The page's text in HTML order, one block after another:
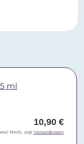
ml
10,90 €
MwSt., zzgl.Versandkosten